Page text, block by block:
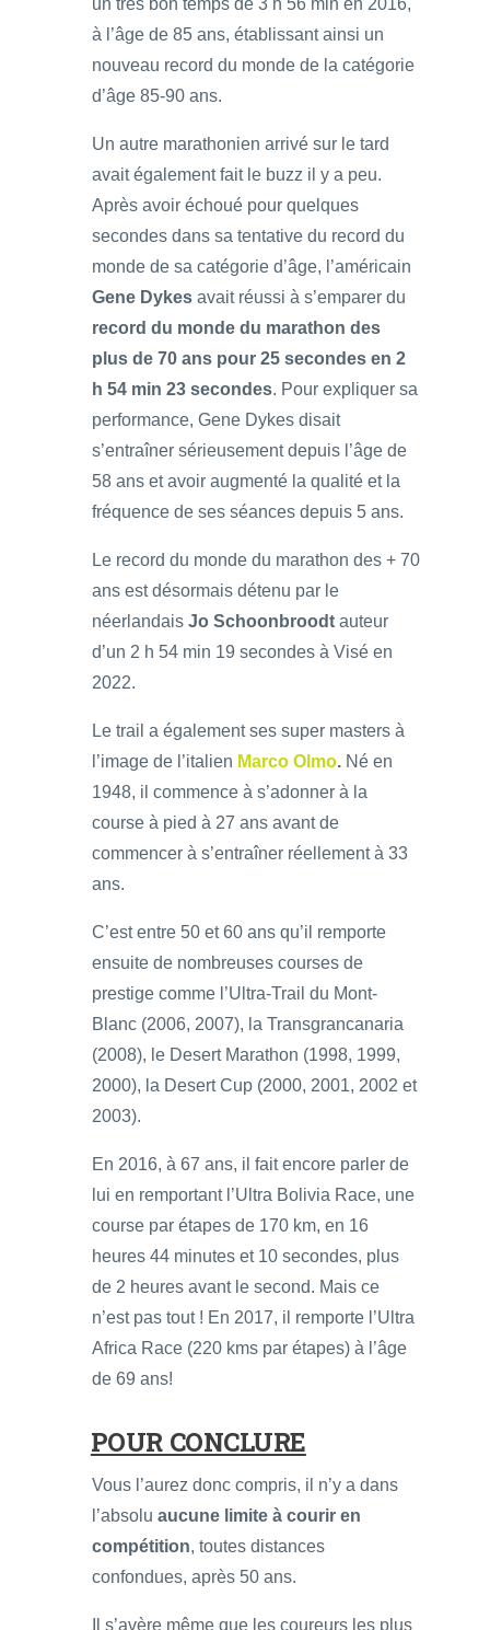
un très bon temps de 3 h 56 min en 2016,
à l’âge de 85 ans, établissant ainsi un
nouveau record du monde de la catégorie
d’âge 85-90 ans.
Un autre marathonien arrivé sur le tard
avait également fait le buzz il y a peu.
Après avoir échoué pour quelques
secondes dans sa tentative du record du
monde de sa catégorie d’âge, l’américain
Gene Dykes avait réussi à s’emparer du
record du monde du marathon des
plus de 70 ans pour 25 secondes en 2
h 54 min 23 secondes. Pour expliquer sa
performance, Gene Dykes disait
s’entraîner sérieusement depuis l’âge de
58 ans et avoir augmenté la qualité et la
fréquence de ses séances depuis 5 ans.
Le record du monde du marathon des + 70
ans est désormais détenu par le
néerlandais Jo Schoonbroodt auteur
d’un 2 h 54 min 19 secondes à Visé en
2022.
Le trail a également ses super masters à
l’image de l’italien Marco Olmo. Né en
1948, il commence à s’adonner à la
course à pied à 27 ans avant de
commencer à s’entraîner réellement à 33
ans.
C’est entre 50 et 60 ans qu’il remporte
ensuite de nombreuses courses de
prestige comme l’Ultra-Trail du Mont-
Blanc (2006, 2007), la Transgrancanaria
(2008), le Desert Marathon (1998, 1999,
2000), la Desert Cup (2000, 2001, 2002 et
2003).
En 2016, à 67 ans, il fait encore parler de
lui en remportant l’Ultra Bolivia Race, une
course par étapes de 170 km, en 16
heures 44 minutes et 10 secondes, plus
de 2 heures avant le second. Mais ce
n’est pas tout ! En 2017, il remporte l’Ultra
Africa Race (220 kms par étapes) à l’âge
de 69 ans!
POUR CONCLURE
Vous l’aurez donc compris, il n’y a dans
l’absolu aucune limite à courir en
compétition, toutes distances
confondues, après 50 ans.
Il s’avère même que les coureurs les plus